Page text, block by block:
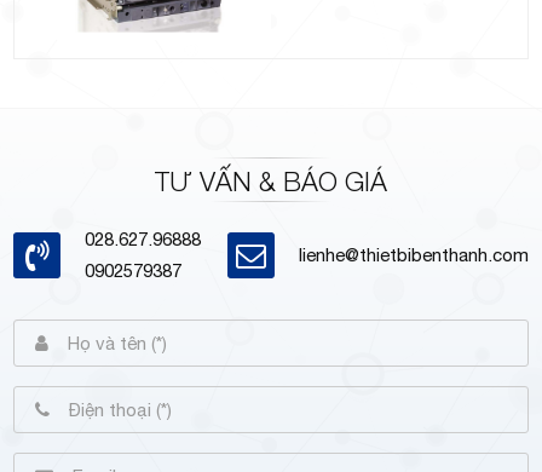
TƯ VẤN & BÁO GIÁ
028.627.96888
0902579387
lienhe@thietbibenthanh.com